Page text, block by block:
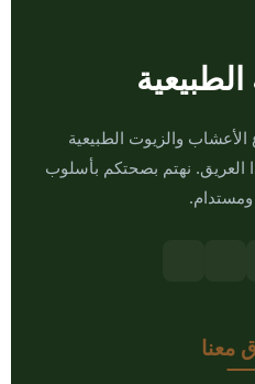
الطبيعية
الأعشاب والزيوت الطبيعية
العريق. نهتم بصحتكم بأسلوب
معنا